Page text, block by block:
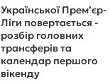
Української Прем’єр-
Ліги повертається -
розбір головних
трансферів та
календар першого
вікенду